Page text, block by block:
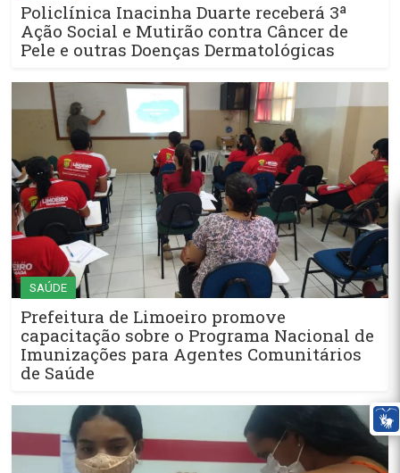
Policlínica Inacinha Duarte receberá 3ª
Ação Social e Mutirão contra Câncer de
Pele e outras Doenças Dermatológicas
SAÚDE
Prefeitura de Limoeiro promove
capacitação sobre o Programa Nacional de
Imunizações para Agentes Comunitários
de Saúde